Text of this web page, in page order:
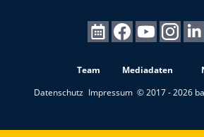
Team Mediadaten
Datenschutz Impressum © 2017 - 2026